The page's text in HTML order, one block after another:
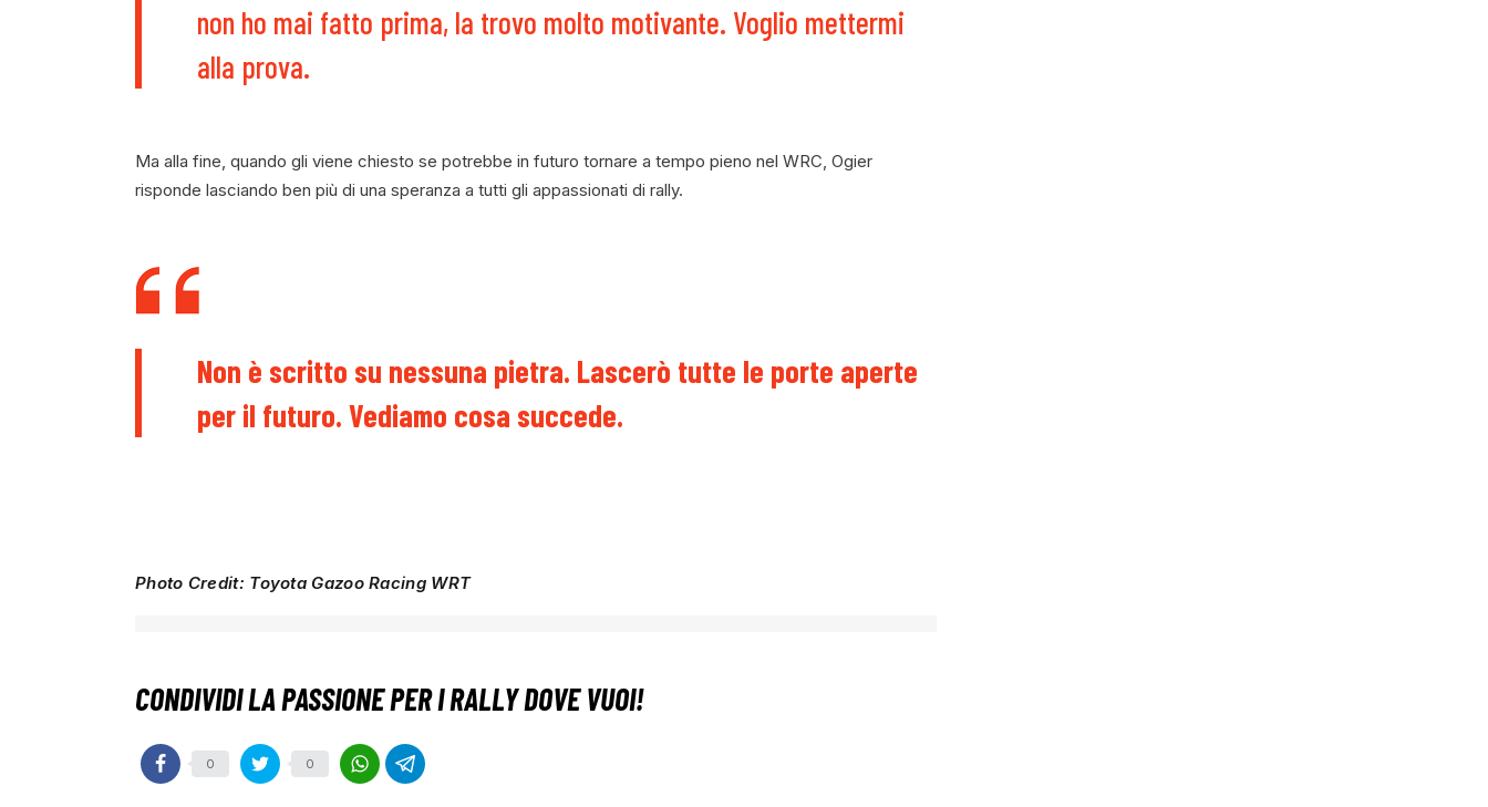
non ho mai fatto prima, la trovo molto motivante. Voglio mettermi
alla prova.
Ma alla fine, quando gli viene chiesto se potrebbe in futuro tornare a tempo pieno nel WRC, Ogier
risponde lasciando ben più di una speranza a tutti gli appassionati di rally.
Non è scritto su nessuna pietra. Lascerò tutte le porte aperte
per il futuro. Vediamo cosa succede.
Photo Credit: Toyota Gazoo Racing WRT
0 0